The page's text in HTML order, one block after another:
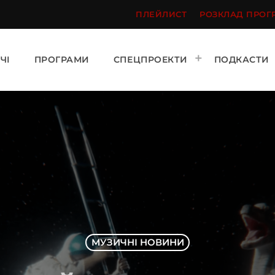
ПЛЕЙЛИСТ РОЗКЛАД
ПРОГРАМИ СПЕЦПРОЕКТИ ПОДКАСТИ
МУЗИЧНІ НОВИНИ